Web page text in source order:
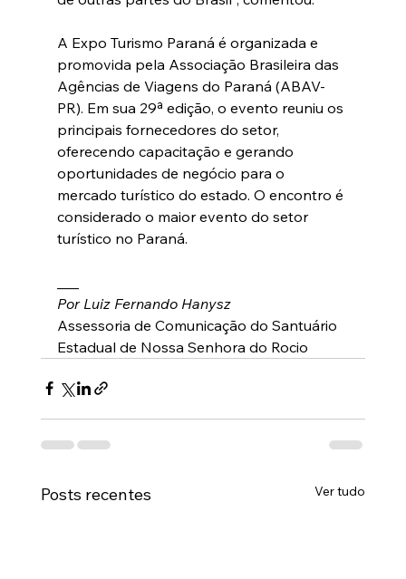
A Expo Turismo Paraná é organizada e
promovida pela Associação Brasileira das
Agências de Viagens do Paraná (ABAV-
PR). Em sua 29ª edição, o evento reuniu os
principais fornecedores do setor,
oferecendo capacitação e gerando
oportunidades de negócio para o
mercado turístico do estado. O encontro é
considerado o maior evento do setor
turístico no Paraná.
Por Luiz Fernando Hanysz
Assessoria de Comunicação do Santuário
Estadual de Nossa Senhora do Rocio
Posts recentes Ver tudo